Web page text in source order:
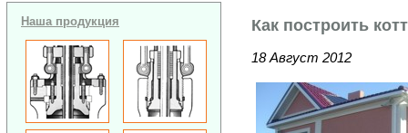
Наша продукция Как построить
18 Август 2012